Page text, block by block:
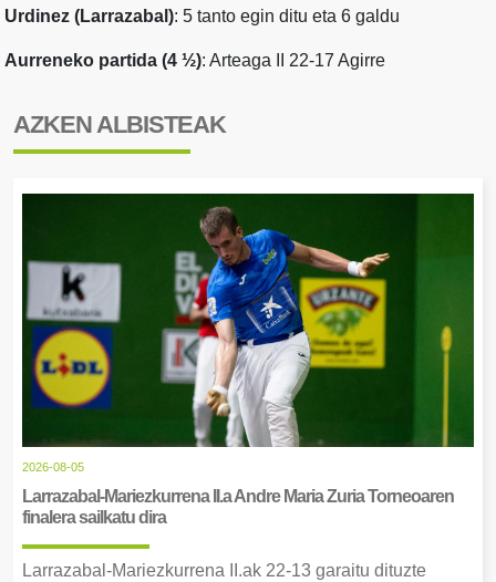
Urdinez (Larrazabal): 5 tanto egin ditu eta 6 galdu
Aurreneko partida (4 ½): Arteaga II 22-17 Agirre
AZKEN ALBISTEAK
2026-08-05
Larrazabal-Mariezkurrena II.a Andre Maria Zuria Torneoaren
finalera sailkatu dira
Larrazabal-Mariezkurrena II.ak 22-13 garaitu dituzte